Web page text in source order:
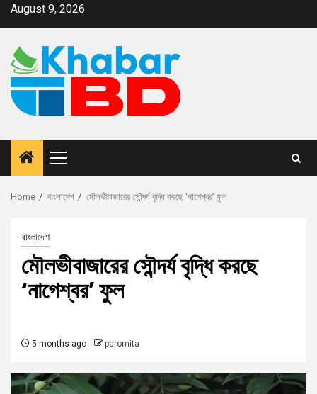
August 9, 2026
Home বাংলাদেশ মৌলভীবাজারের সৌন্দর্য বৃদ্ধি করছে ‘নাগেশ্বর’ ফুল
বাংলাদেশ
মৌলভীবাজারের সৌন্দর্য বৃদ্ধি করছে
‘নাগেশ্বর’ ফুল
5 months ago paromita